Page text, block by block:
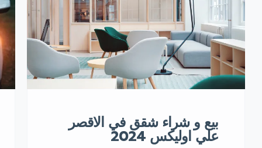
بيع و شراء شقق في الاقصر
علي اوليكس 2024